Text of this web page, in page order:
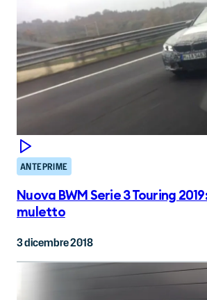
ANTEPRIME
Nuova BWM Serie 3 Touring
muletto
3 dicembre 2018